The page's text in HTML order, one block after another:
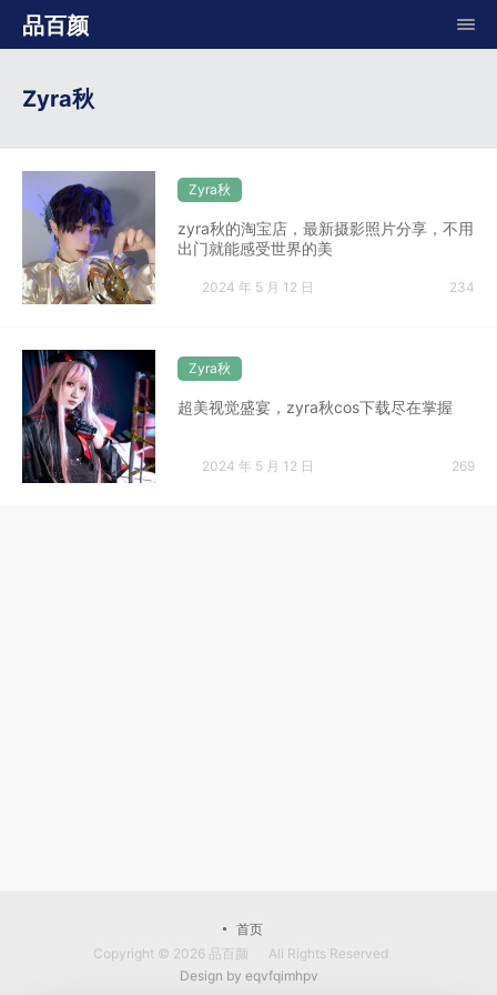
品百颜
Zyra秋
Zyra秋
zyra秋的淘宝店，最新摄影照片分享，不用
出门就能感受世界的美
2024 年 5 月 12 日 234
Zyra秋
超美视觉盛宴，zyra秋cos下载尽在掌握
2024 年 5 月 12 日 269
首页
Copyright © 2026 品百颜
All Rights Reserved
Design by eqvfqimhpv